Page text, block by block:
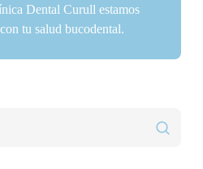
Dental Curull estamos
tu salud bucodental.